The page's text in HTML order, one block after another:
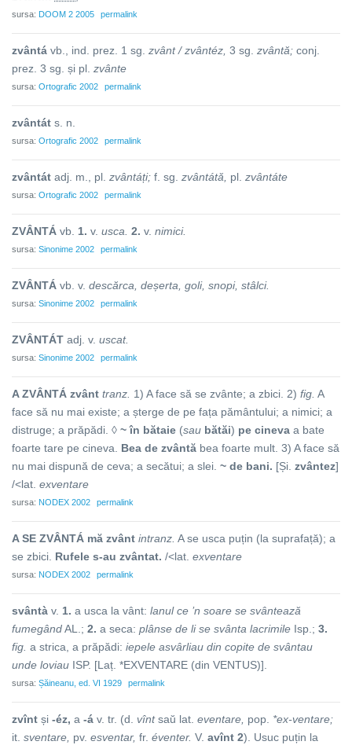
sursa: DOOM 2 2005 permalink
zvântá vb., ind. prez. 1 sg. zvânt / zvântéz, 3 sg. zvântă; conj.
prez. 3 sg. și pl. zvânte
sursa: Ortografic 2002 permalink
zvântát s. n.
sursa: Ortografic 2002 permalink
zvântát adj. m., pl. zvântáți; f. sg. zvântátă, pl. zvântáte
sursa: Ortografic 2002 permalink
ZVÂNTÁ vb. 1. v. usca. 2. v. nimici.
sursa: Sinonime 2002 permalink
ZVÂNTÁ vb. v. descărca, deșerta, goli, snopi, stâlci.
sursa: Sinonime 2002 permalink
ZVÂNTÁT adj. v. uscat.
sursa: Sinonime 2002 permalink
A ZVÂNTÁ zvânt tranz. 1) A face să se zvânte; a zbici. 2) fig. A
face să nu mai existe; a șterge de pe fața pământului; a nimici; a
distruge; a prăpădi. ◊ ~ în bătaie (sau bătăi) pe cineva a bate
foarte tare pe cineva. Bea de zvântă bea foarte mult. 3) A face să
nu mai dispună de ceva; a secătui; a slei. ~ de bani. [Și. zvântez]
/<lat. exventare
sursa: NODEX 2002 permalink
A SE ZVÂNTÁ mă zvânt intranz. A se usca puțin (la suprafață); a
se zbici. Rufele s-au zvântat. /<lat. exventare
sursa: NODEX 2002 permalink
svântà v. 1. a usca la vânt: lanul ce ’n soare se svântează
fumegândAL.; 2. a seca: plânse de li se svânta lacrimile Isp.; 3.
fig. a strica, a prăpădi: iepele asvârliau din copite de svântau
unde loviau ISP. [Laț. *EXVENTARE (din VENTUS)].
sursa: Șăineanu, ed. VI 1929 permalink
zvînt și -éz, a -á v. tr. (d. vîntsaŭ lat. eventare, pop. *ex-ventare;
it. sventare, pv. esventar, fr. éventer. V. avînt 2). Usuc puțin la